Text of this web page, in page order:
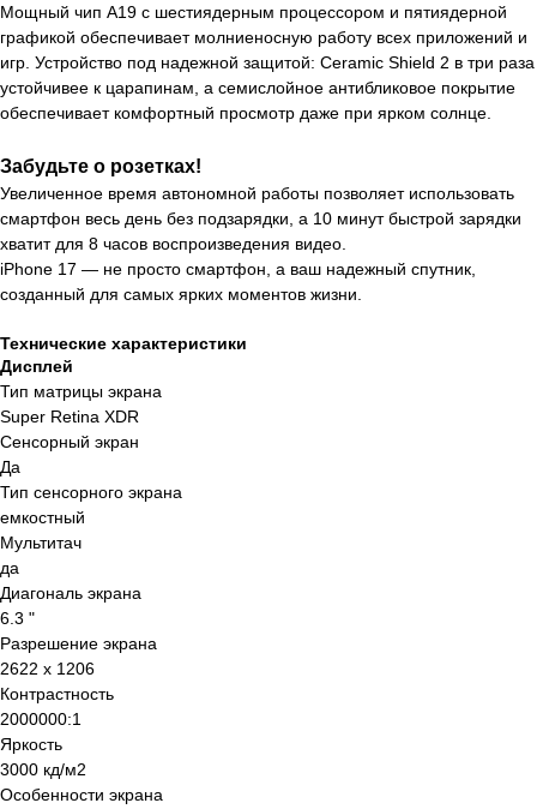
Мощный чип A19 с шестиядерным процессором и пятиядерной
графикой обеспечивает молниеносную работу всех приложений и
игр. Устройство под надежной защитой: Ceramic Shield 2 в три раза
устойчивее к царапинам, а семислойное антибликовое покрытие
обеспечивает комфортный просмотр даже при ярком солнце.
Забудьте о розетках!
Увеличенное время автономной работы позволяет использовать
смартфон весь день без подзарядки, а 10 минут быстрой зарядки
хватит для 8 часов воспроизведения видео.
iPhone 17 — не просто смартфон, а ваш надежный спутник,
созданный для самых ярких моментов жизни.
Технические характеристики
Дисплей
Тип матрицы экрана
Super Retina XDR
Сенсорный экран
Да
Тип сенсорного экрана
емкостный
Мультитач
да
Диагональ экрана
6.3 "
Разрешение экрана
2622 x 1206
Контрастность
2000000:1
Яркость
3000 кд/м2
Особенности экрана